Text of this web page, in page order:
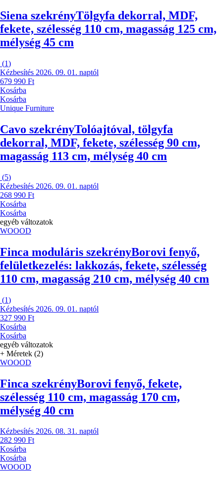
Siena szekrényTölgyfa dekorral, MDF,
fekete, szélesség 110 cm, magasság 125 cm,
mélység 45 cm
(1)
Kézbesítés 2026. 09. 01. naptól
679 990 Ft
Kosárba
Kosárba
Unique Furniture
Cavo szekrényTolóajtóval, tölgyfa
dekorral, MDF, fekete, szélesség 90 cm,
magasság 113 cm, mélység 40 cm
(5)
Kézbesítés 2026. 09. 01. naptól
268 990 Ft
Kosárba
Kosárba
egyéb változatok
WOOOD
Finca moduláris szekrényBorovi fenyő,
felületkezelés: lakkozás, fekete, szélesség
110 cm, magasság 210 cm, mélység 40 cm
(1)
Kézbesítés 2026. 09. 01. naptól
327 990 Ft
Kosárba
Kosárba
egyéb változatok
+ Méretek (2)
WOOOD
Finca szekrényBorovi fenyő, fekete,
szélesség 110 cm, magasság 170 cm,
mélység 40 cm
Kézbesítés 2026. 08. 31. naptól
282 990 Ft
Kosárba
Kosárba
WOOOD